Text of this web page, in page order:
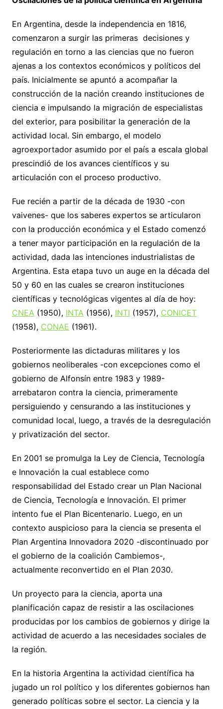
En Argentina, desde la independencia en 1816,
comenzaron a surgir las primeras decisiones y
regulación en torno a las ciencias que no fueron
ajenas a los contextos económicos y políticos del
país. Inicialmente se apuntó a acompañar la
construcción de la nación creando instituciones de
ciencia e impulsando la migración de especialistas
del exterior, para posibilitar la generación de la
actividad local. Sin embargo, el modelo
agroexportador asumido por el país a escala global
prescindió de los avances científicos y su
articulación con el proceso productivo.
Fue recién a partir de la década de 1930 -con
vaivenes- que los saberes expertos se articularon
con la producción económica y el Estado comenzó
a tener mayor participación en la regulación de la
actividad, dada las intenciones industrialistas de
Argentina. Esta etapa tuvo un auge en la década del
50 y 60 en las cuales se crearon instituciones
científicas y tecnológicas vigentes al día de hoy:
CNEA (1950), INTA (1956), INTI (1957), CONICET
(1958), CONAE (1961).
Posteriormente las dictaduras militares y los
gobiernos neoliberales -con excepciones como el
gobierno de Alfonsín entre 1983 y 1989-
arrebataron contra la ciencia, primeramente
persiguiendo y censurando a las instituciones y
comunidad local, luego, a través de la desregulación
y privatización del sector.
En 2001 se promulga la Ley de Ciencia, Tecnología
e Innovación la cual establece como
responsabilidad del Estado crear un Plan Nacional
de Ciencia, Tecnología e Innovación. El primer
intento fue el Plan Bicentenario. Luego, en un
contexto auspicioso para la ciencia se presenta el
Plan Argentina Innovadora 2020 -discontinuado por
el gobierno de la coalición Cambiemos-,
actualmente reconvertido en el Plan 2030.
Un proyecto para la ciencia, aporta una
planificación capaz de resistir a las oscilaciones
producidas por los cambios de gobiernos y dirige la
actividad de acuerdo a las necesidades sociales de
la región.
En la historia Argentina la actividad científica ha
jugado un rol político y los diferentes gobiernos han
generado políticas sobre el sector. La ciencia y la